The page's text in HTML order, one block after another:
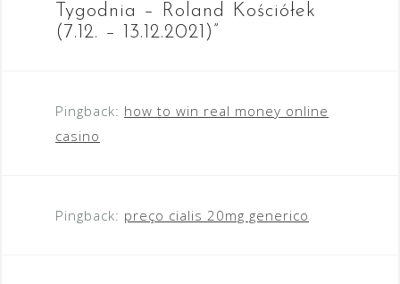
Tygodnia – Roland Kościółek
(7.12. – 13.12.2021)”
Pingback: how to win real money online
casino
Pingback: preço cialis 20mg generico